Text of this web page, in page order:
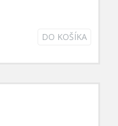
DO KOŠÍKA